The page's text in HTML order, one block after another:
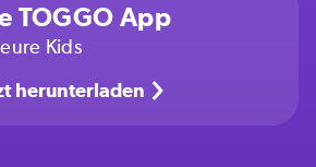
TOGGO App
Kids
herunterladen